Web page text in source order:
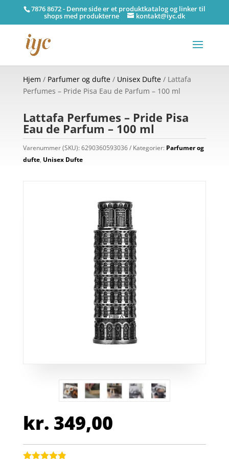
7876 8672 - Denne side er et produktkatalog og linker til
shops med produkterne kontakt@iyc.dk
Hjem / Parfumer og dufte/ Unisex Dufte/ Lattafa
Perfumes – Pride Pisa Eau de Parfum – 100 ml
Lattafa Perfumes – Pride Pisa
Eau de Parfum – 100 ml
Varenummer (SKU):6290360593036 Kategorier: Parfumer og
dufte, Unisex Dufte
kr. 349,00